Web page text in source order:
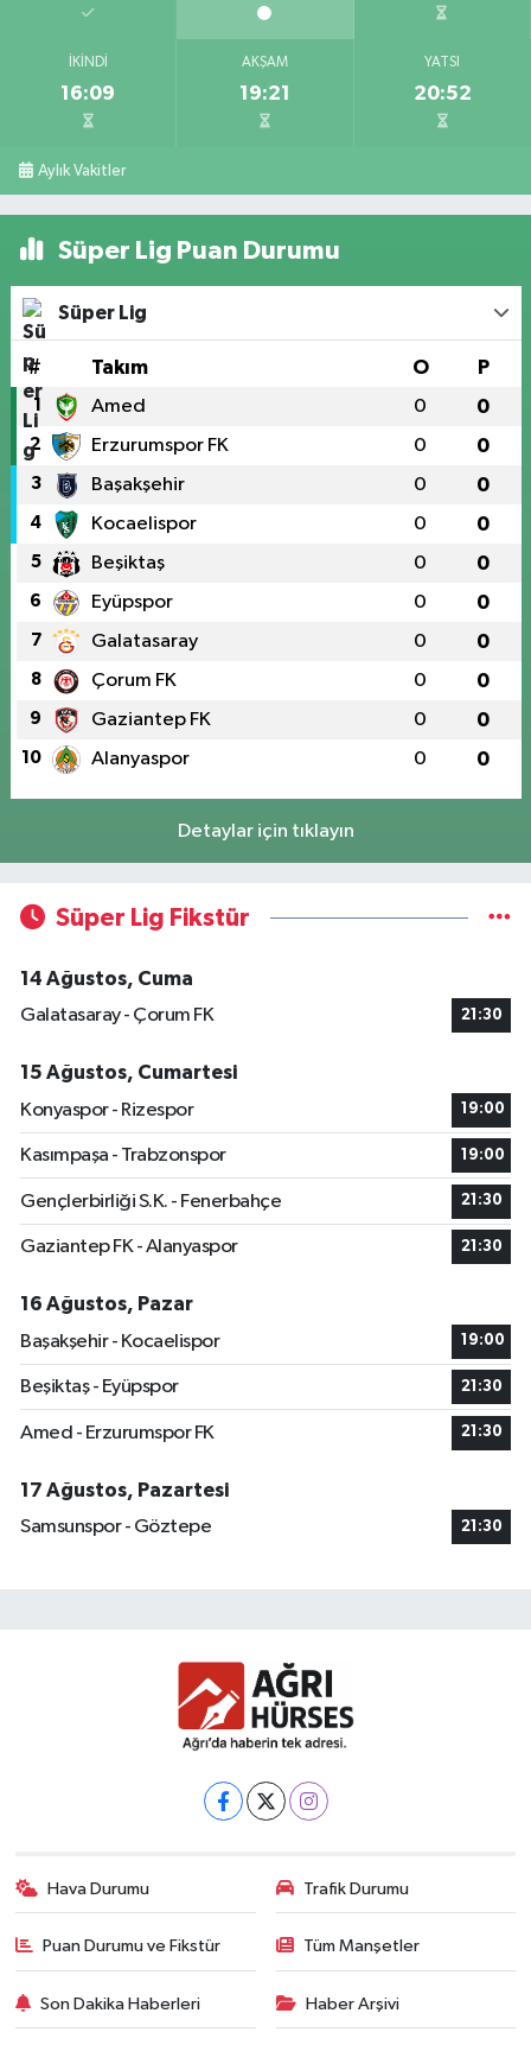
İKINDI
16:09
AKŞAM
19:21
YATSI
20:52
Aylık Vakitler
Süper Lig Puan Durumu
Süper Lig
# Takım O P
1 Amed 0 0
2 Erzurumspor FK 0 0
3 Başakşehir 0 0
4 Kocaelispor 0 0
5 Beşiktaş 0 0
6 Eyüpspor 0 0
7 Galatasaray 0 0
8 Çorum FK 0 0
9 Gaziantep FK 0 0
10 Alanyaspor 0 0
Detaylar için tıklayın
Süper Lig Fikstür
14 Ağustos, Cuma
Galatasaray - Çorum FK
21:30
15 Ağustos, Cumartesi
Konyaspor - Rizespor
19:00
Kasımpaşa - Trabzonspor 19:00
Gençlerbirliği S.K. - Fenerbahçe 21:30
Gaziantep FK - Alanyaspor 21:30
16 Ağustos, Pazar
Başakşehir - Kocaelispor
19:00
Beşiktaş - Eyüpspor 21:30
Amed - Erzurumspor FK 21:30
17 Ağustos, Pazartesi
Samsunspor - Göztepe
21:30
Hava Durumu Trafik Durumu
Puan Durumu ve Fikstür Tüm Manşetler
Son Dakika Haberleri Haber Arşivi